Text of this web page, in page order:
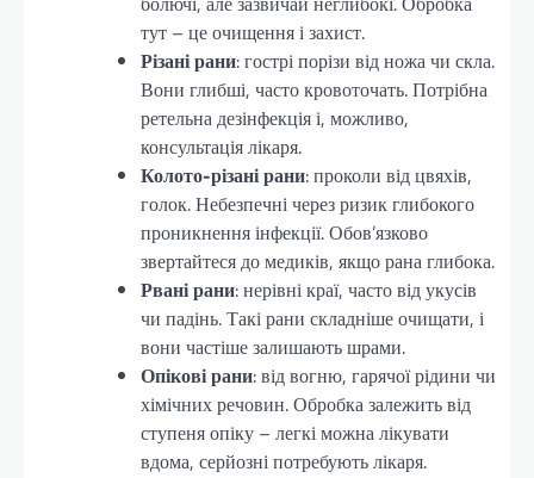
тут – це очищення і захист.
Різані рани: гострі порізи від ножа чи скла.
Вони глибші, часто кровоточать. Потрібна
ретельна дезінфекція і, можливо,
консультація лікаря.
Колото-різані рани: проколи від цвяхів,
голок. Небезпечні через ризик глибокого
проникнення інфекції. Обов’язково
звертайтеся до медиків, якщо рана глибока.
Рвані рани: нерівні краї, часто від укусів
чи падінь. Такі рани складніше очищати, і
вони частіше залишають шрами.
Опікові рани: від вогню, гарячої рідини чи
хімічних речовин. Обробка залежить від
ступеня опіку – легкі можна лікувати
вдома, серйозні потребують лікаря.